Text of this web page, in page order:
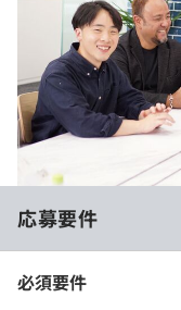
応募要件
必須要件